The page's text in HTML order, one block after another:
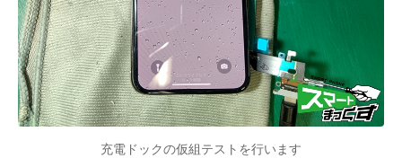
充電ドックの仮組テストを行います